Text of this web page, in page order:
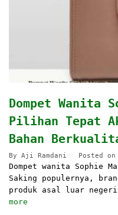
Dompet Wanita
Pilihan Tepat
Bahan
By Aji Ramdani Posted on
Dompet wanita Sophie
Saking populernya,
produk asal luar
more